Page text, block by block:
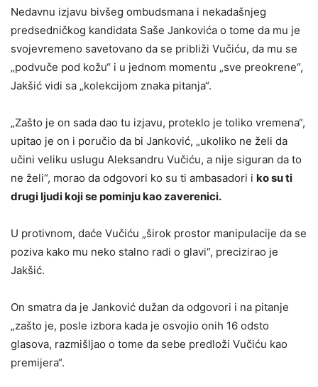
Nedavnu izjavu bivšeg ombudsmana i nekadašnjeg
predsedničkog kandidata Saše Jankovića o tome da mu je
svojevremeno savetovano da se približi Vučiću, da mu se
„podvuče pod kožu“ i u jednom momentu „sve preokrene“,
Jakšić vidi sa „kolekcijom znaka pitanja“.
„Zašto je on sada dao tu izjavu, proteklo je toliko vremena“,
upitao je on i poručio da bi Janković, „ukoliko ne želi da
učini veliku uslugu Aleksandru Vučiću, a nije siguran da to
ne želi“, morao da odgovori ko su ti ambasadori i ko su ti
drugi ljudi koji se pominju kao zaverenici.
U protivnom, daće Vučiću „širok prostor manipulacije da se
poziva kako mu neko stalno radi o glavi“, precizirao je
Jakšić.
On smatra da je Janković dužan da odgovori i na pitanje
„zašto je, posle izbora kada je osvojio onih 16 odsto
glasova, razmišljao o tome da sebe predloži Vučiću kao
premijera“.